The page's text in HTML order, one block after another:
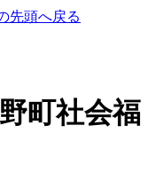
先頭へ戻る
町社会福